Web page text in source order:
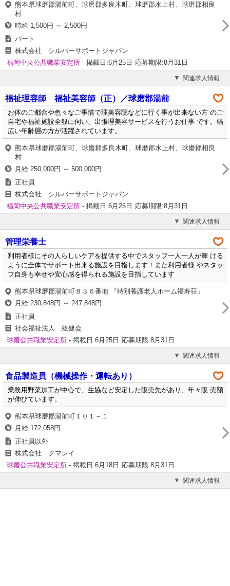
熊本県球磨郡湯前町、球磨郡多良木町、球磨郡水上村、球磨郡相良
村
時給 1,500円 ～ 2,500円
パート
株式会社 シルバーサポートジャパン
福岡中央公共職業安定所 - 掲載日:6月25日 応募期限:8月31日
関連求人情報
福祉理容師 福祉美容師（正）／球磨郡湯前
お体のご都合や色々なご事情で理美容院などに行く事が出来ない方 のご
自宅や福祉施設全般に伺い、出張理美容サービスを行うお仕事 です。幅
広い年齢層の方が活躍されています。
熊本県球磨郡湯前町、球磨郡多良木町、球磨郡水上村、球磨郡相良
村
月給 250,000円 ～ 500,000円
正社員
株式会社 シルバーサポートジャパン
福岡中央公共職業安定所 - 掲載日:6月25日 応募期限:8月31日
関連求人情報
管理栄養士
利用者様にその人らしいケアを提供する中でスタッフ一人一人が輝 ける
ように全体でサポート出来る施設を目指します！また利用者様 やスタッ
フ自身も幸せや安心感を得られる施設を目指しています
熊本県球磨郡湯前町８３６番地 『特別養護老人ホーム福寿荘』
月給 230,848円 ～ 247,848円
正社員
社会福祉法人 紘健会
球磨公共職業安定所 - 掲載日:6月25日 応募期限:8月31日
関連求人情報
食品製造員（機械操作・運転あり）
業務用野菜加工が中心で、生協など安定した販売先があり、年々販 売額
が伸びています。
熊本県球磨郡湯前町１０１－１
月給 172,058円
正社員以外
株式会社 クマレイ
球磨公共職業安定所 - 掲載日:6月18日 応募期限:8月31日
関連求人情報